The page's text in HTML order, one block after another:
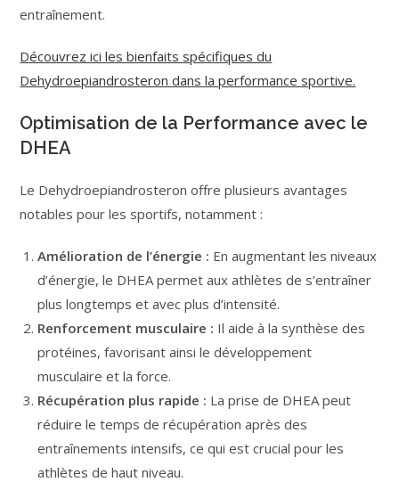
entraînement.
Découvrez ici les bienfaits spécifiques du
Dehydroepiandrosteron dans la performance sportive.
Optimisation de la Performance avec le
DHEA
Le Dehydroepiandrosteron offre plusieurs avantages
notables pour les sportifs, notamment :
Amélioration de l’énergie : En augmentant les niveaux
d’énergie, le DHEA permet aux athlètes de s’entraîner
plus longtemps et avec plus d’intensité.
Renforcement musculaire : Il aide à la synthèse des
protéines, favorisant ainsi le développement
musculaire et la force.
Récupération plus rapide : La prise de DHEA peut
réduire le temps de récupération après des
entraînements intensifs, ce qui est crucial pour les
athlètes de haut niveau.